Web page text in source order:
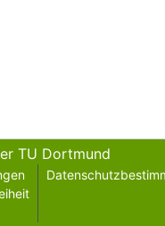
TU Dortmund